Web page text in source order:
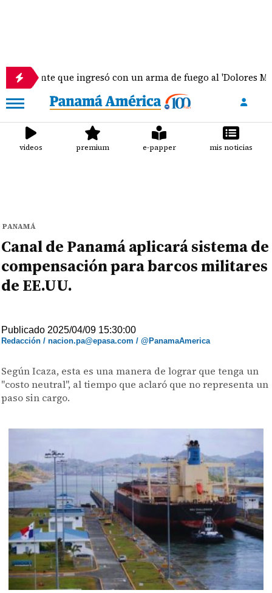
que ingresó con un arma de fuego al 'Dolores Moscote'
videos premium e-papper mis noticias
PANAMÁ
Canal de Panamá aplicará sistema de
compensación para barcos militares
de EE.UU.
Publicado 2025/04/09 15:30:00
Redacción / nacion.pa@epasa.com / @PanamaAmerica
Según Icaza, esta es una manera de lograr que tenga un
"costo neutral", al tiempo que aclaró que no representa un
paso sin cargo.